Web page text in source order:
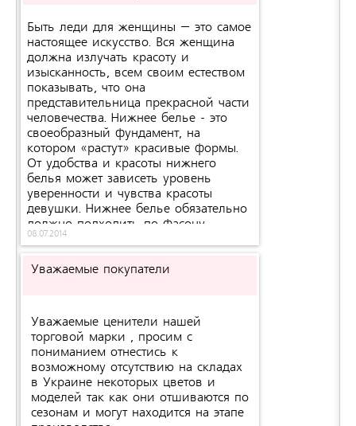
Быть леди для женщины – это самое
настоящее искусство. Вся женщина
должна излучать красоту и
изысканность, всем своим естеством
показывать, что она
представительница прекрасной части
человечества. Нижнее белье - это
своеобразный фундамент, на
котором «растут» красивые формы.
От удобства и красоты нижнего
белья может зависеть уровень
уверенности и чувства красоты
девушки. Нижнее белье обязательно
должно подходить по фасону,
размеру, фактуре и цвету. Нужно
чтобы сделать правильный выбор.
08.07.2014
Уважаемые покупатели
Уважаемые ценители нашей
торговой марки , просим с
пониманием отнестись к
возможному отсутствию на складах
в Украине некоторых цветов и
моделей так как они отшиваются по
сезонам и могут находится на этапе